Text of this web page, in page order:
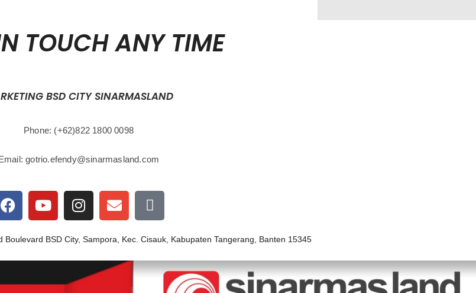
TOUCH ANY TIME
BSD CITY SINARMASLAND
Phone: (+62)822 1800 0098
gotrio.efendy@sinarmasland.com
Boulevard BSD City, Sampora, Kec. Cisauk, Kabupaten Tangerang, Banten 15345